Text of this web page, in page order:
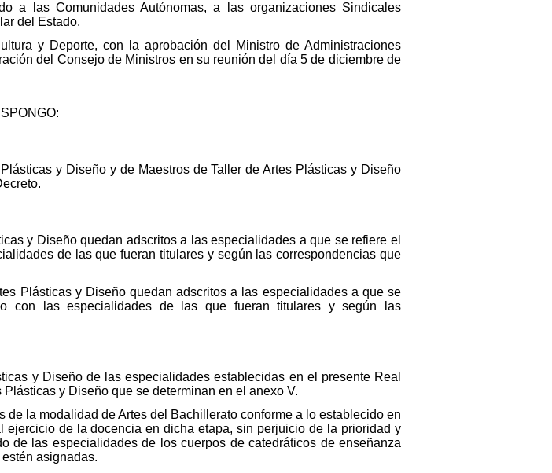
a las Comunidades Autónomas, a las organizaciones Sindicales
del Estado.
y Deporte, con la aprobación del Ministro de Administraciones
del Consejo de Ministros en su reunión del día 5 de diciembre de
y Diseño y de Maestros de Taller de Artes Plásticas y Diseño
y Diseño quedan adscritos a las especialidades a que se refiere el
de las que fueran titulares y según las correspondencias que
Plásticas y Diseño quedan adscritos a las especialidades a que se
con las especialidades de las que fueran titulares y según las
y Diseño de las especialidades establecidas en el presente Real
y Diseño que se determinan en el anexo V.
la modalidad de Artes del Bachillerato conforme a lo establecido en
ejercicio de la docencia en dicha etapa, sin perjuicio de la prioridad y
de las especialidades de los cuerpos de catedráticos de enseñanza
asignadas.